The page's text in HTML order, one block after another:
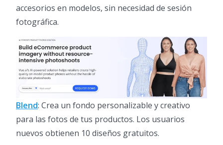
accesorios en modelos, sin necesidad de sesión
fotográfica.
Blend: Crea un fondo personalizable y creativo
para las fotos de tus productos. Los usuarios
nuevos obtienen 10 diseños gratuitos.